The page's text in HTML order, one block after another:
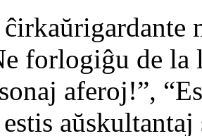
forlogiĝu de la
aferoj!”,
aŭskultantaj